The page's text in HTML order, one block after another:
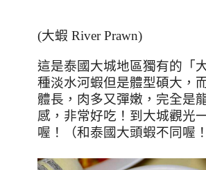
(大蝦 River Prawn)
這是泰國大城地區獨有的「
種淡水河蝦但是體型碩大，
體長，肉多又彈嫩，完全是
感，非常好吃！到大城觀光
喔！（和泰國大頭蝦不同喔！